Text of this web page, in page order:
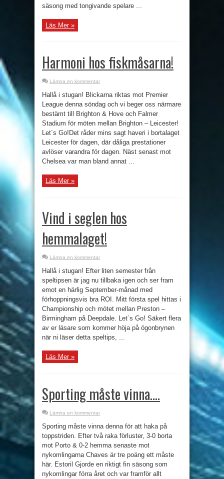
säsong med tongivande spelare ...
Läs Mer »
Harmoni hos fiskmåsarna!
Lämna en kommentar
Hallå i stugan! Blickarna riktas mot Premier
League denna söndag och vi beger oss närmare
bestämt till Brighton & Hove och Falmer
Stadium för möten mellan Brighton – Leicester!
Let´s Go!Det råder mins sagt haveri i bortalaget
Leicester för dagen, där dåliga prestationer
avlöser varandra för dagen. Näst senast mot
Chelsea var man bland annat ...
Läs Mer »
Vind i seglen hos
hemmalaget!
Lämna en kommentar
Hallå i stugan! Efter liten semester från
speltipsen är jag nu tillbaka igen och ser fram
emot en härlig September-månad med
förhoppningsvis bra ROI. Mitt första spel hittas i
Championship och mötet mellan Preston –
Birmingham på Deepdale. Let´s Go! Säkert flera
av er läsare som kommer höja på ögonbrynen
när ni läser detta speltips, ...
Läs Mer »
Sporting måste vinna….
Lämna en kommentar
Sporting måste vinna denna för att haka på
toppstriden. Efter två raka förluster, 3-0 borta
mot Porto & 0-2 hemma senaste mot
nykomlingarna Chaves är tre poäng ett måste
här. Estoril Gjorde en riktigt fin säsong som
nykomlingar förra året och var framför allt